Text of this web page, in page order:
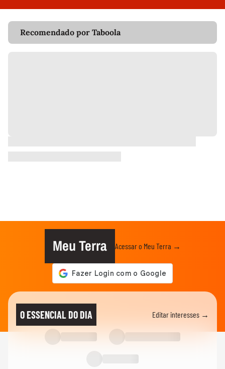
Recomendado por Taboola
Meu Terra Acessar o Meu Terra →
O ESSENCIAL DO DIA Editar interesses →